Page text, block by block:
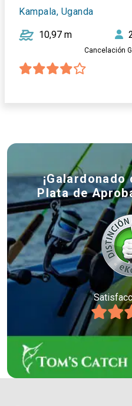
Kampala, Uganda
10,97 m
Cancelación
Plata de